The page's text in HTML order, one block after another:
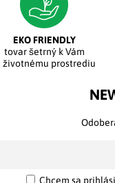
EKO FRIENDLY
tovar šetrný k Vám
životnému prostrediu
Chcem sa